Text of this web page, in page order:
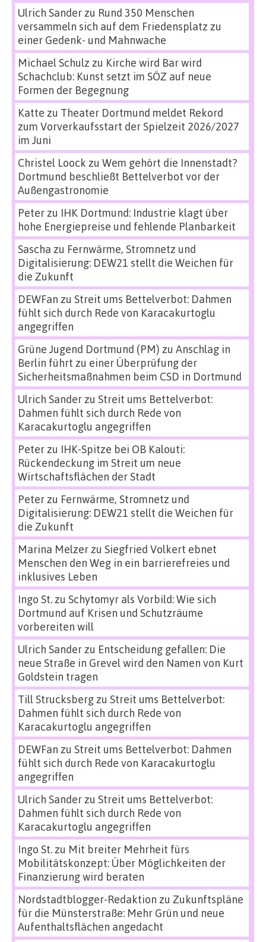
Ulrich Sanderzu Rund 350 Menschen
versammeln sich auf dem Friedensplatz zu
einer Gedenk- und Mahnwache
Michael Schulz zu Kirche wird Bar wird
Schachclub: Kunst setzt im SÖZ auf neue
Formen der Begegnung
Katte zu Theater Dortmund meldet Rekord
zum Vorverkaufsstart der Spielzeit 2026/2027
im Juni
Christel Loock zu Wem gehört die Innenstadt?
Dortmund beschließt Bettelverbot vor der
Außengastronomie
Peterzu IHK Dortmund: Industrie klagt über
hohe Energiepreise und fehlende Planbarkeit
Sascha zu Fernwärme, Stromnetz und
Digitalisierung: DEW21 stellt die Weichen für
die Zukunft
DEWFan zu Streit ums Bettelverbot: Dahmen
fühlt sich durch Rede von Karacakurtoglu
angegriffen
Grüne Jugend Dortmund (PM) zu Anschlag in
Berlin führt zu einer Überprüfung der
Sicherheitsmaßnahmen beim CSD in Dortmund
Ulrich Sanderzu Streit ums Bettelverbot:
Dahmen fühlt sich durch Rede von
Karacakurtoglu angegriffen
Peterzu IHK-Spitze bei OB Kalouti:
Rückendeckung im Streit um neue
Wirtschaftsflächen der Stadt
Peterzu Fernwärme, Stromnetz und
Digitalisierung: DEW21 stellt die Weichen für
die Zukunft
Marina Melzerzu Siegfried Volkert ebnet
Menschen den Weg in ein barrierefreies und
inklusives Leben
Ingo St.zu Schytomyr als Vorbild: Wie sich
Dortmund auf Krisen und Schutzräume
vorbereiten will
Ulrich Sanderzu Entscheidung gefallen: Die
neue Straße in Grevel wird den Namen von Kurt
Goldstein tragen
Till Strucksbergzu Streit ums Bettelverbot:
Dahmen fühlt sich durch Rede von
Karacakurtoglu angegriffen
DEWFan zu Streit ums Bettelverbot: Dahmen
fühlt sich durch Rede von Karacakurtoglu
angegriffen
Ulrich Sanderzu Streit ums Bettelverbot:
Dahmen fühlt sich durch Rede von
Karacakurtoglu angegriffen
Ingo St.zu Mit breiter Mehrheit fürs
Mobilitätskonzept: Über Möglichkeiten der
Finanzierung wird beraten
Nordstadtblogger-Redaktion zu Zukunftspläne
für die Münsterstraße: Mehr Grün und neue
Aufenthaltsflächen angedacht